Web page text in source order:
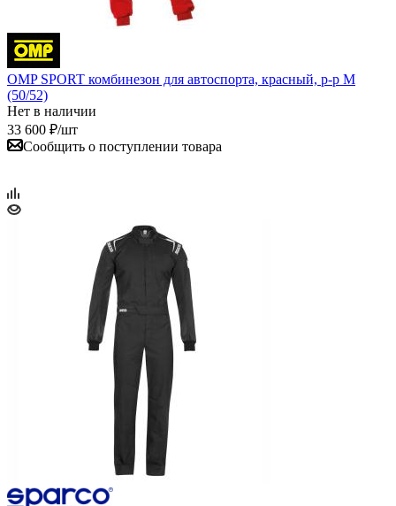
OMP SPORT комбинезон для автоспорта, красный, р-р M
(50/52)
Нет в наличии
33 600 ₽/шт
Сообщить о поступлении товара